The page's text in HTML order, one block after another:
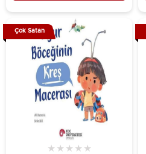
★ ★ ★ ★ ★
Çok Satan